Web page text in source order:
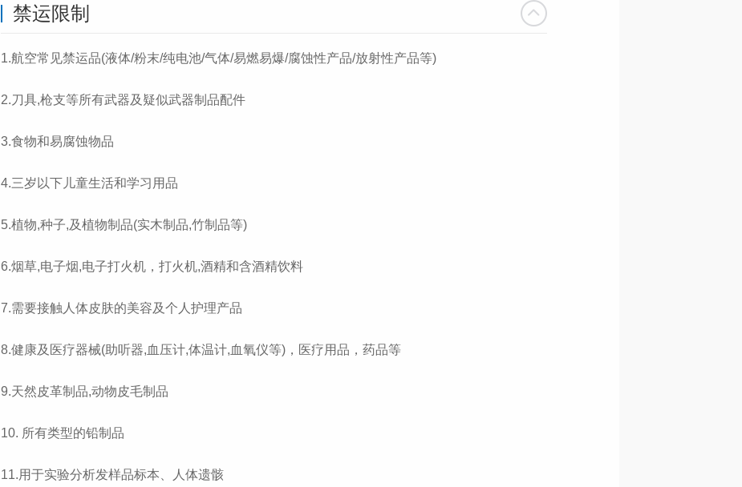
禁运限制
1.航空常见禁运品(液体/粉末/纯电池/气体/易燃易爆/腐蚀性产品/放射性产品等)
2.刀具,枪支等所有武器及疑似武器制品配件
3.食物和易腐蚀物品
4.三岁以下儿童生活和学习用品
5.植物,种子,及植物制品(实木制品,竹制品等)
6.烟草,电子烟,电子打火机，打火机,酒精和含酒精饮料
7.需要接触人体皮肤的美容及个人护理产品
8.健康及医疗器械(助听器,血压计,体温计,血氧仪等)，医疗用品，药品等
9.天然皮革制品,动物皮毛制品
10. 所有类型的铅制品
11.用于实验分析发样品标本、人体遗骸